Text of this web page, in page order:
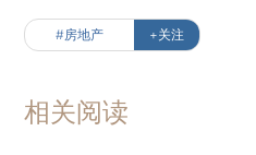
#房地产 +关注
相关阅读